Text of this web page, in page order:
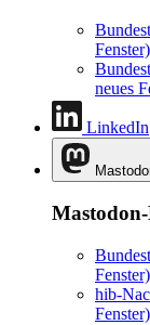
Fenster)
neues
LinkedIn
Fenster)
hib-
Fenster)